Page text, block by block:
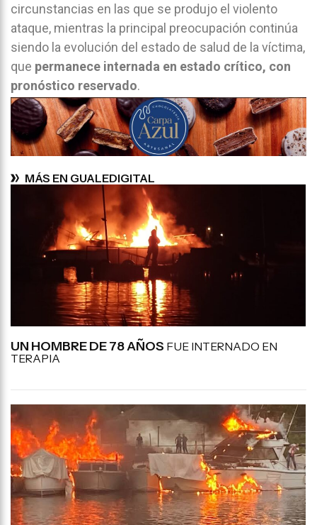
circunstancias en las que se produjo el violento
ataque, mientras la principal preocupación continúa
siendo la evolución del estado de salud de la víctima,
que permanece internada en estado crítico, con
pronóstico reservado.
MÁS EN GUALEDIGITAL
UN HOMBRE DE 78 AÑOS FUE INTERNADO EN
TERAPIA